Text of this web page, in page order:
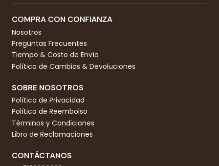
COMPRA CON CONFIANZA
Nosotros
Preguntas Frecuentes
Tiempo & Costo de Envío
Política de Cambios & Devoluciones
SOBRE NOSOTROS
Política de Privacidad
Política de Reembolso
Términos y Condiciones
Libro de Reclamaciones
CONTÁCTANOS